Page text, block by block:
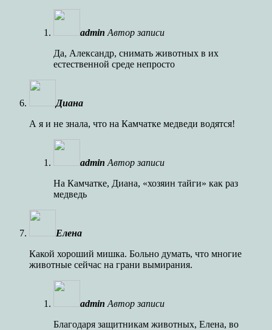
admin Автор записи
Да, Александр, снимать животных в их
естественной среде непросто
Диана
А я и не знала, что на Камчатке медведи водятся!
admin Автор записи
На Камчатке, Диана, «хозяин тайги» как раз
медведь
Елена
Какой хороший мишка. Больно думать, что многие
животные сейчас на грани вымирания.
admin Автор записи
Благодаря защитникам животных, Елена, во